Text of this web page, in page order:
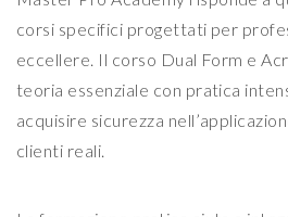
corsi specifici progettati per
eccellere. Il corso Dual Form e
teoria essenziale con pratica
acquisire sicurezza
clienti reali.